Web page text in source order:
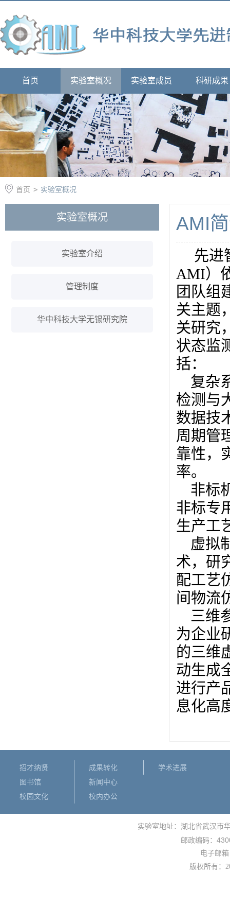
首页 实验室概况 实验室成员 科研成果
首页 > 实验室概况
实验室概况
实验室介绍
管理制度
华中科技大学无锡研究院
AMI
先进
AMI）
团队组
关主题
关研究
状态监
括：
复杂
检测与
数据技
周期管
靠性，
率。
非标
非标专
生产工
虚拟
术，研
配工艺
间物流
三维
为企业
的三维
动生成
进行产
息化高
招才纳贤
图书馆
校园文化
成果转化
新闻中心
校内办公
学术进展
实验室地址：湖北省武汉市
邮政编码：
电子邮
版权所有：